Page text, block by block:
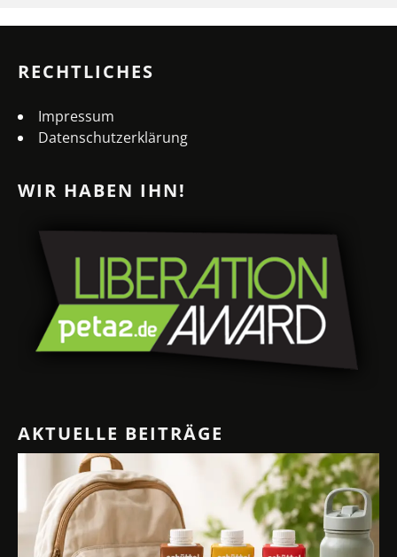
RECHTLICHES
Impressum
Datenschutzerklärung
WIR HABEN IHN!
AKTUELLE BEITRÄGE